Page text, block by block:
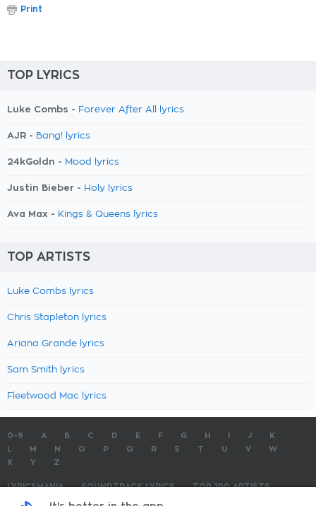
Print
TOP LYRICS
Luke Combs - Forever After All lyrics
AJR - Bang! lyrics
24kGoldn - Mood lyrics
Justin Bieber - Holy lyrics
Ava Max - Kings & Queens lyrics
TOP ARTISTS
Luke Combs lyrics
Chris Stapleton lyrics
Ariana Grande lyrics
Sam Smith lyrics
Fleetwood Mac lyrics
0-9 A B C D E F G H J
K
M N O P Q R S T U V
W
X
Y Z
LYRICSMANIA SOUNDTRACK LYRICS
TOP 100 ARTISTS
TOP 100 LYRICS